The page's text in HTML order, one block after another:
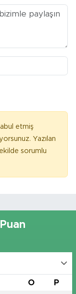
etmiş
Yazılan
sorumlu
O P